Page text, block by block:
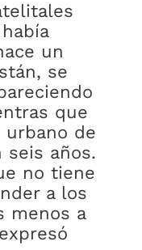
un
se
que
urbano de
seis años.
no tiene
a los
menos a